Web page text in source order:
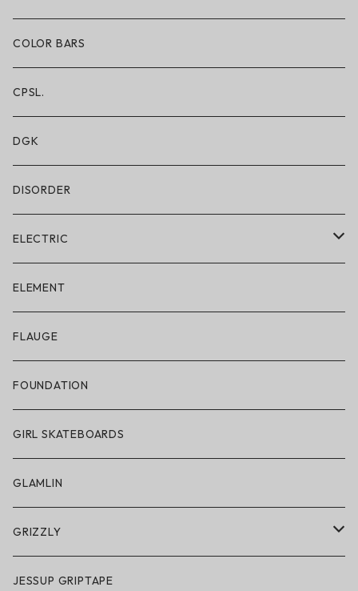
ショートパンツ/2 IN 1
レギンス/フルレングス10分丈
水着/スイムウェア
COLOR BARS
CPSL.
DGK
DISORDER
ELECTRIC
ELECTRIC × ON THE ROAM
アパレル
帽子
サングラス
スノーゴーグル
アクセサリー・小物
ELEMENT
FLAUGE
FOUNDATION
GIRL SKATEBOARDS
GLAMLIN
GRIZZLY
GRIZZLY × POLeR
JESSUP GRIPTAPE